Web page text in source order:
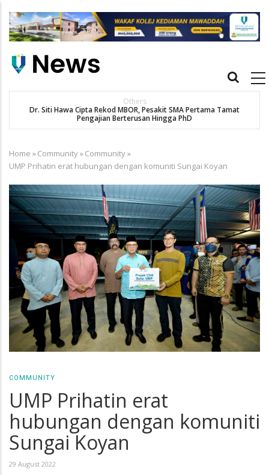
main
Main
Others
Dr. Siti Hawa Cipta Rekod MBOR, Pesakit SMA Pertama Tamat
Pengajian Berterusan Hingga PhD
Breadcrumb
Home »Community»Community»
UMP Prihatin erat hubungan dengan komuniti Sungai Koyan
COMMUNITY
UMP Prihatin erat
hubungan dengan komuniti
Sungai Koyan
29 August 2022